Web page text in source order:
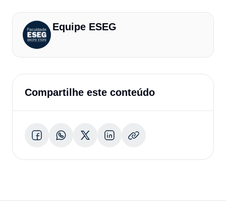
Equipe ESEG
Compartilhe este conteúdo